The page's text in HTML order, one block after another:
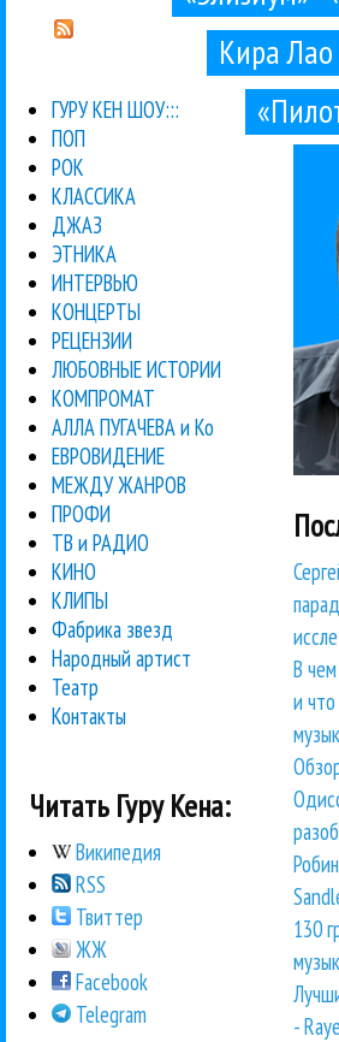
Кира
ГУРУ КЕН ШОУ:::
ПОП
РОК
КЛАССИКА
ДЖАЗ
ЭТНИКА
ИНТЕРВЬЮ
КОНЦЕРТЫ
РЕЦЕНЗИИ
ЛЮБОВНЫЕ ИСТОРИИ
КОМПРОМАТ
АЛЛА ПУГАЧЕВА и Ко
ЕВРОВИДЕНИЕ
МЕЖДУ ЖАНРОВ
ПРОФИ
ТВ и РАДИО
КИНО
КЛИПЫ
Фабрика звезд
Народный артист
Театр
Контакты
Читать Гуру Кена:
Википедия
RSS
Твиттер
ЖЖ
Facebook
Telegram
В
и
130
-